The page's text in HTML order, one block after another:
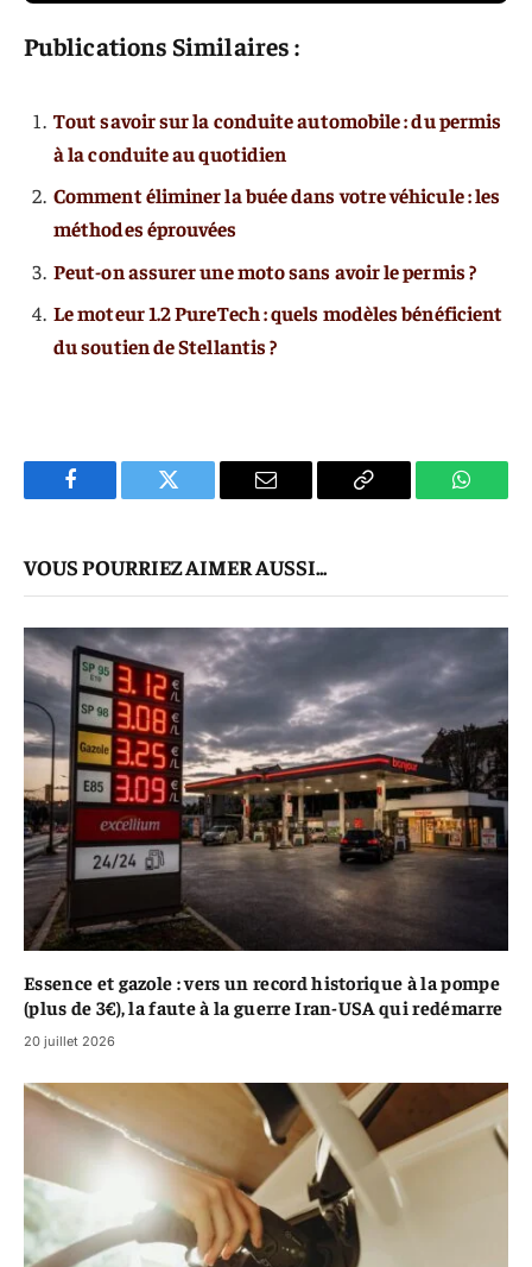
Publications Similaires :
Tout savoir sur la conduite automobile : du permis
à la conduite au quotidien
Comment éliminer la buée dans votre véhicule : les
méthodes éprouvées
Peut-on assurer une moto sans avoir le permis ?
Le moteur 1.2 PureTech : quels modèles bénéficient
du soutien de Stellantis ?
Facebook Twitter
E-
Copier
VOUS POURRIEZ AIMER AUSSI...
Essence et gazole : vers un record historique à la pompe
(plus de 3€), la faute à la guerre Iran-USA qui redémarre
20 juillet 2026